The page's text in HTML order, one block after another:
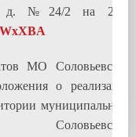
д. №24/2 на 2021
МО Соловьевский
о реализации
муниципального